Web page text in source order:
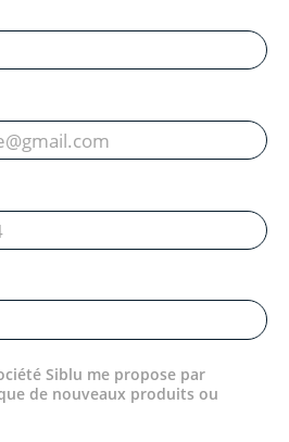
Siblu me propose par
de nouveaux produits ou